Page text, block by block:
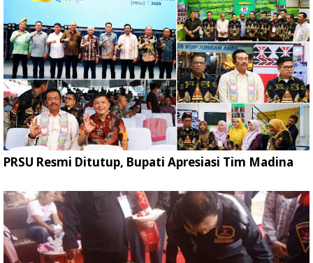
PRSU Resmi Ditutup, Bupati Apresiasi Tim Madina